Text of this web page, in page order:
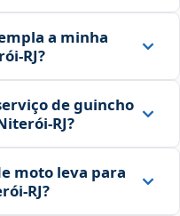
a minha
de guincho
moto leva para